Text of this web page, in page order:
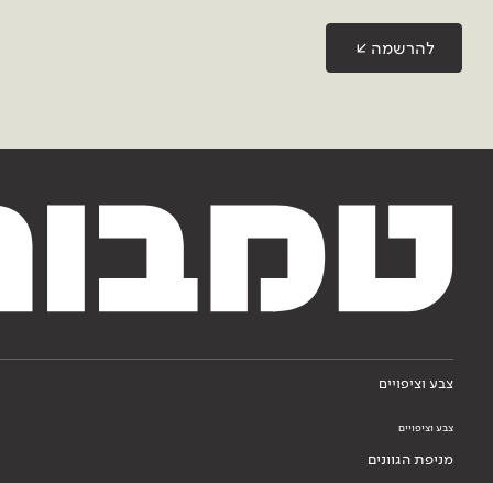
להרשמה
צבע וציפויים
צבע וציפויים
מניפת הגוונים